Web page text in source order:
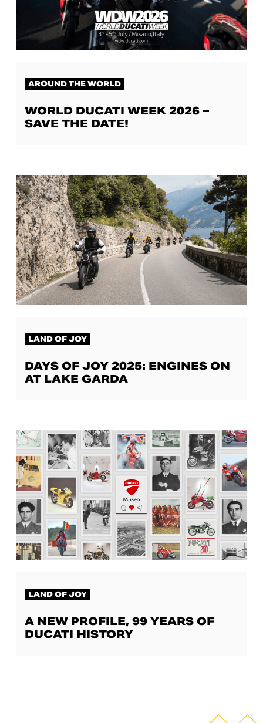
AROUND THE WORLD
WORLD DUCATI WEEK 2026 –
SAVE THE DATE!
LAND OF JOY
DAYS OF JOY 2025: ENGINES ON
AT LAKE GARDA
LAND OF JOY
A NEW PROFILE, 99 YEARS OF
DUCATI HISTORY